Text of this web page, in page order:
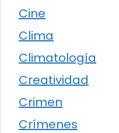
Cine
Clima
Climatología
Creatividad
Crimen
Crímenes